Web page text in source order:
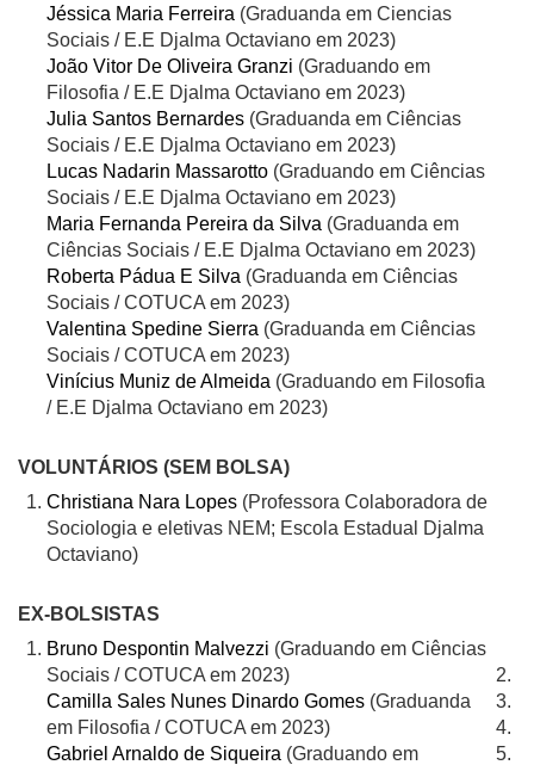
Jéssica Maria Ferreira (Graduanda em Ciencias
Sociais / E.E Djalma Octaviano em 2023)
João Vitor De Oliveira Granzi (Graduando em
Filosofia / E.E Djalma Octaviano em 2023)
Julia Santos Bernardes (Graduanda em Ciências
Sociais / E.E Djalma Octaviano em 2023)
Lucas Nadarin Massarotto (Graduando em Ciências
Sociais / E.E Djalma Octaviano em 2023)
Maria Fernanda Pereira da Silva (Graduanda em
Ciências Sociais / E.E Djalma Octaviano em 2023)
Roberta Pádua E Silva (Graduanda em Ciências
Sociais / COTUCA em 2023)
Valentina Spedine Sierra (Graduanda em Ciências
Sociais / COTUCA em 2023)
Vinícius Muniz de Almeida (Graduando em Filosofia
/ E.E Djalma Octaviano em 2023)
VOLUNTÁRIOS (SEM BOLSA)
Christiana Nara Lopes (Professora Colaboradora de
Sociologia e eletivas NEM; Escola Estadual Djalma
Octaviano)
EX-BOLSISTAS
Bruno Despontin Malvezzi (Graduando em Ciências
Sociais / COTUCA em 2023)
Camilla Sales Nunes Dinardo Gomes (Graduanda
em Filosofia / COTUCA em 2023)
Gabriel Arnaldo de Siqueira (Graduando em